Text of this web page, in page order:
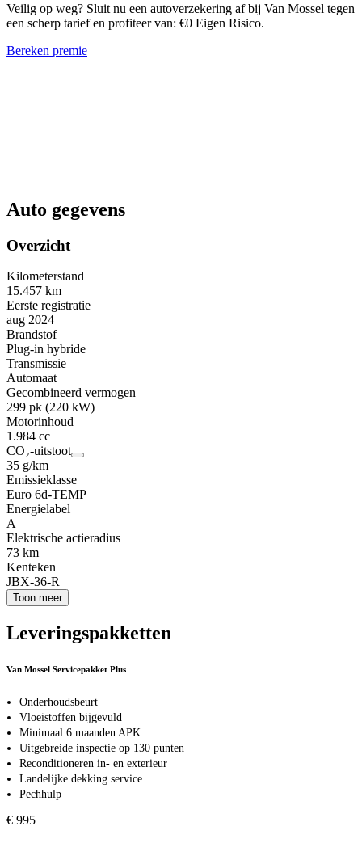
Veilig op weg? Sluit nu een autoverzekering af bij Van Mossel tegen
een scherp tarief en profiteer van: €0 Eigen Risico.
Bereken premie
Auto gegevens
Overzicht
Kilometerstand
15.457 km
Eerste registratie
aug 2024
Brandstof
Plug-in hybride
Transmissie
Automaat
Gecombineerd vermogen
299 pk (220 kW)
Motorinhoud
1.984 cc
CO₂-uitstoot
35 g/km
Emissieklasse
Euro 6d-TEMP
Energielabel
A
Elektrische actieradius
73 km
Kenteken
JBX-36-R
Toon meer
Leveringspakketten
Van Mossel Servicepakket Plus
Onderhoudsbeurt
Vloeistoffen bijgevuld
Minimaal 6 maanden APK
Uitgebreide inspectie op 130 punten
Reconditioneren in- en exterieur
Landelijke dekking service
Pechhulp
€ 995